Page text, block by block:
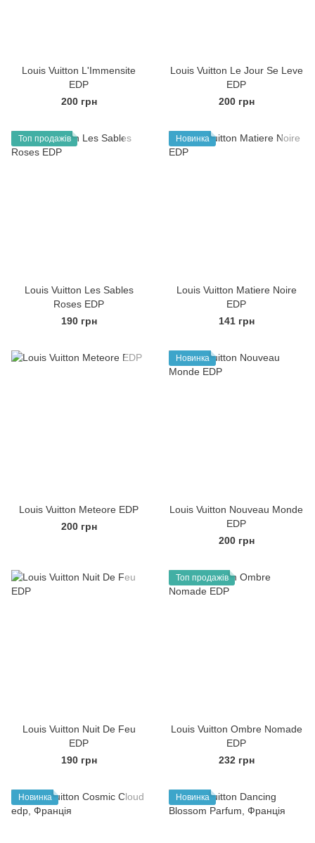
Louis Vuitton L'Immensite
EDP
200 грн
Louis Vuitton Le Jour Se Leve
EDP
200 грн
Топ продажів
Louis Vuitton Les Sables
Roses EDP
190 грн
Новинка
Louis Vuitton Matiere Noire
EDP
141 грн
Louis Vuitton Meteore EDP
200 грн
Новинка
Louis Vuitton Nouveau Monde
EDP
200 грн
Louis Vuitton Nuit De Feu
EDP
190 грн
Топ продажів
Louis Vuitton Ombre Nomade
EDP
232 грн
Новинка Новинка